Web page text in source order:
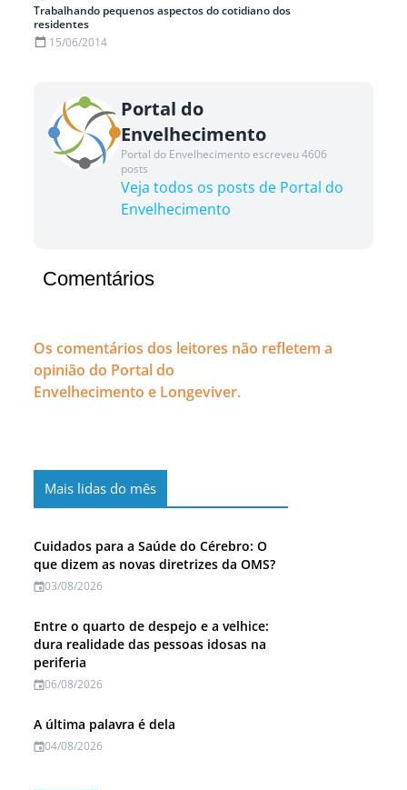
Trabalhando pequenos aspectos do cotidiano dos
residentes
15/06/2014
Portal do
Envelhecimento
Portal do Envelhecimento escreveu 4606
posts
Veja todos os posts de Portal do
Envelhecimento
Comentários
Os comentários dos leitores não refletem a
opinião do Portal do
Envelhecimento e Longeviver.
Mais lidas do mês
Cuidados para a Saúde do Cérebro: O
que dizem as novas diretrizes da OMS?
03/08/2026
Entre o quarto de despejo e a velhice:
dura realidade das pessoas idosas na
periferia
06/08/2026
A última palavra é dela
04/08/2026